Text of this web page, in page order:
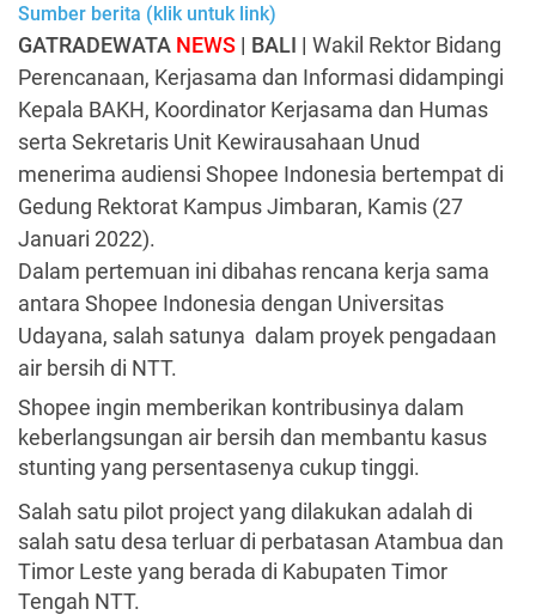
Sumber berita (klik untuk link)
GATRADEWATA NEWS | BALI | Wakil Rektor Bidang
Perencanaan, Kerjasama dan Informasi didampingi
Kepala BAKH, Koordinator Kerjasama dan Humas
serta Sekretaris Unit Kewirausahaan Unud
menerima audiensi Shopee Indonesia bertempat di
Gedung Rektorat Kampus Jimbaran, Kamis (27
Januari 2022).
Dalam pertemuan ini dibahas rencana kerja sama
antara Shopee Indonesia dengan Universitas
Udayana, salah satunya dalam proyek pengadaan
air bersih di NTT.
Shopee ingin memberikan kontribusinya dalam
keberlangsungan air bersih dan membantu kasus
stunting yang persentasenya cukup tinggi.
Salah satu pilot project yang dilakukan adalah di
salah satu desa terluar di perbatasan Atambua dan
Timor Leste yang berada di Kabupaten Timor
Tengah NTT.